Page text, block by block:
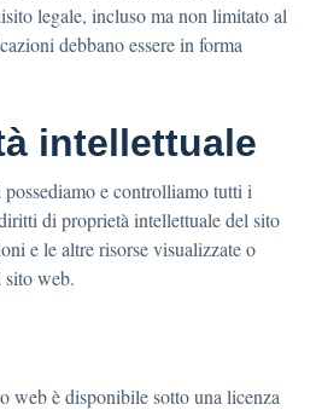
legale, incluso ma non limitato al
debbano essere in forma
intellettuale
e controlliamo tutti i
di proprietà intellettuale del sito
e le altre risorse visualizzate o
sito web.
web è disponibile sotto una licenza